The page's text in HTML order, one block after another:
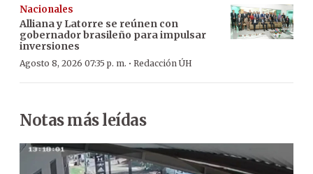
Nacionales
Alliana y Latorre se reúnen con
gobernador brasileño para impulsar
inversiones
Agosto 8, 2026 07:35 p. m. · Redacción ÚH
Notas más leídas